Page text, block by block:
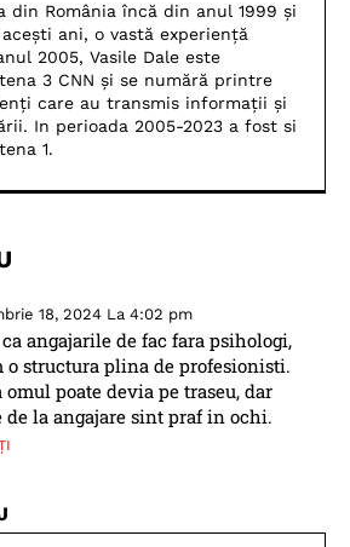
din România încă din anul 1999 și
ani, o vastă experiență
2005, Vasile Dale este
3 CNN și se numără printre
care au transmis informații și
In perioada 2005-2023 a fost si
1.
18, 2024 La 4:02 pm
angajarile de fac fara psihologi,
o structura plina de profesionisti.
omul poate devia pe traseu, dar
la angajare sint praf in ochi.